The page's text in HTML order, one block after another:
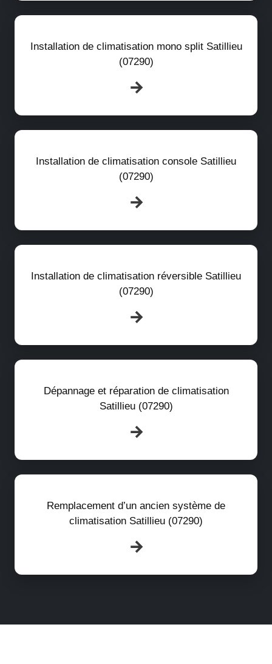
Installation de climatisation mono split Satillieu
(07290)
Installation de climatisation console Satillieu
(07290)
Installation de climatisation réversible Satillieu
(07290)
Dépannage et réparation de climatisation
Satillieu (07290)
Remplacement d’un ancien système de
climatisation Satillieu (07290)